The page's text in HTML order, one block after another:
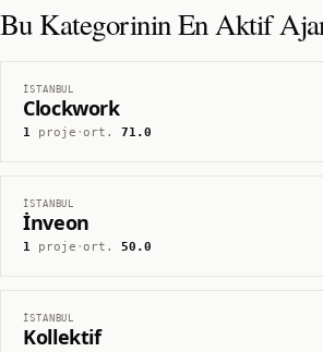
Bu Kategorinin En Aktif
İSTANBUL
Clockwork
1proje ·ort.71.0
İSTANBUL
İnveon
1proje ·ort.50.0
İSTANBUL
Kollektif